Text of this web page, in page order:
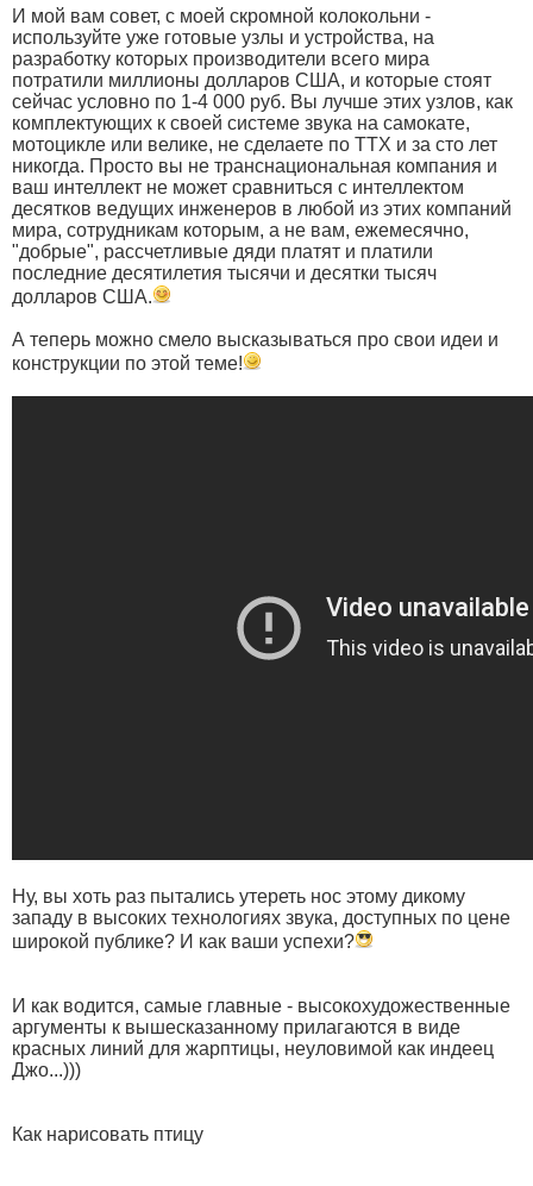
И мой вам совет, с моей скромной колокольни -
используйте уже готовые узлы и устройства, на
разработку которых производители всего мира
потратили миллионы долларов США, и которые стоят
сейчас условно по 1-4 000 руб. Вы лучше этих узлов, как
комплектующих к своей системе звука на самокате,
мотоцикле или велике, не сделаете по ТТХ и за сто лет
никогда. Просто вы не транснациональная компания и
ваш интеллект не может сравниться с интеллектом
десятков ведущих инженеров в любой из этих компаний
мира, сотрудникам которым, а не вам, ежемесячно,
"добрые", рассчетливые дяди платят и платили
последние десятилетия тысячи и десятки тысяч
долларов США.
А теперь можно смело высказываться про свои идеи и
конструкции по этой теме!
Ну, вы хоть раз пытались утереть нос этому дикому
западу в высоких технологиях звука, доступных по цене
широкой публике? И как ваши успехи?
И как водится, самые главные - высокохудожественные
аргументы к вышесказанному прилагаются в виде
красных линий для жарптицы, неуловимой как индеец
Джо...)))
Как нарисовать птицу